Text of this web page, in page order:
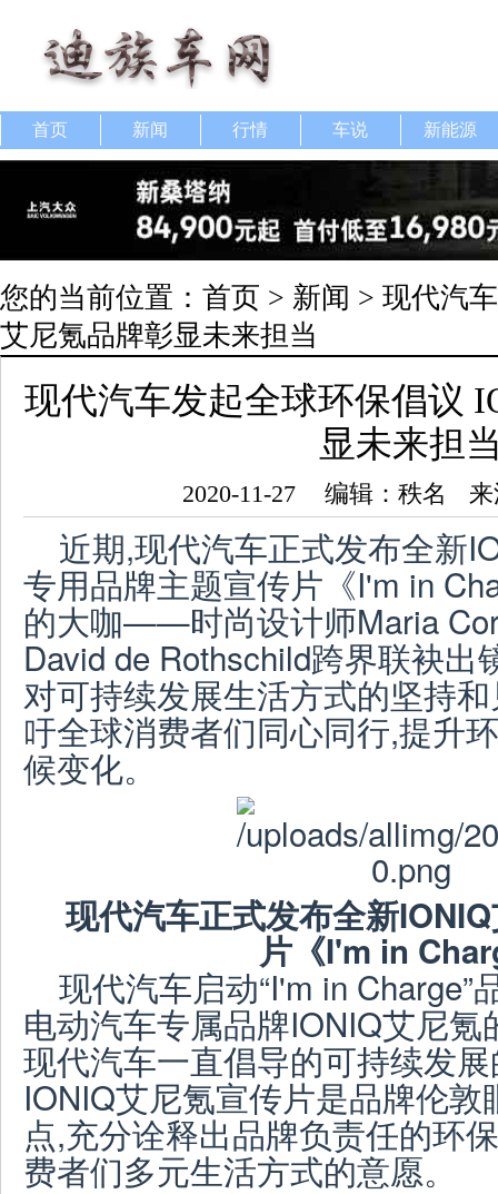
首页 新闻 行情 车说 新能源
您的当前位置： 首页 > 新闻 > 现代汽
艾尼氪品牌彰显未来担当
现代汽车发起全球环保倡议
显未来担
2020-11-27 编辑：秩名
近期,现代汽车正式发布全新
专用品牌主题宣传片《I'm in
的大咖——时尚设计师Maria
David de Rothschild跨界联袂出
对可持续发展生活方式的坚持
吁全球消费者们同心同行,提升
候变化。
现代汽车正式发布全新
片《I'm in
现代汽车启动“I'm in Charge”
电动汽车专属品牌IONIQ艾尼
现代汽车一直倡导的可持续发
IONIQ艾尼氪宣传片是品牌伦
点,充分诠释出品牌负责任的环
费者们多元生活方式的意愿。